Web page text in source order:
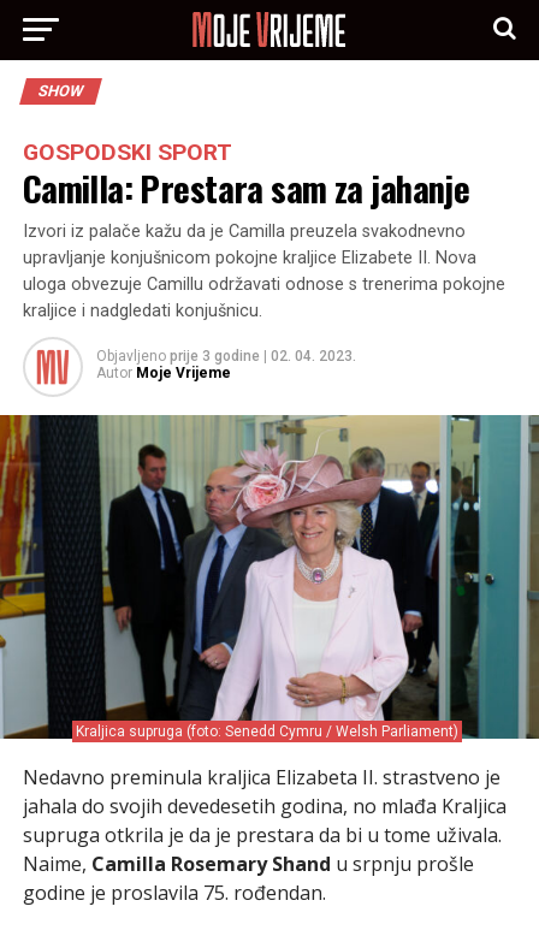
SHOW
GOSPODSKI SPORT
Camilla: Prestara sam za jahanje
Izvori iz palače kažu da je Camilla preuzela svakodnevno
upravljanje konjušnicom pokojne kraljice Elizabete II. Nova
uloga obvezuje Camillu održavati odnose s trenerima pokojne
kraljice i nadgledati konjušnicu.
Objavljeno prije 3 godine
02. 04. 2023.
Autor Moje Vrijeme
Kraljica supruga (foto: Senedd Cymru / Welsh Parliament)
Nedavno preminula kraljica Elizabeta II. strastveno je
jahala do svojih devedesetih godina, no mlađa Kraljica
supruga otkrila je da je prestara da bi u tome uživala.
Naime, Camilla Rosemary Shand u srpnju prošle
godine je proslavila 75. rođendan.